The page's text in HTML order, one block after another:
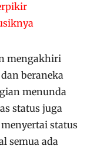
mengakhiri
beraneka
menunda
status juga
status
semua ada